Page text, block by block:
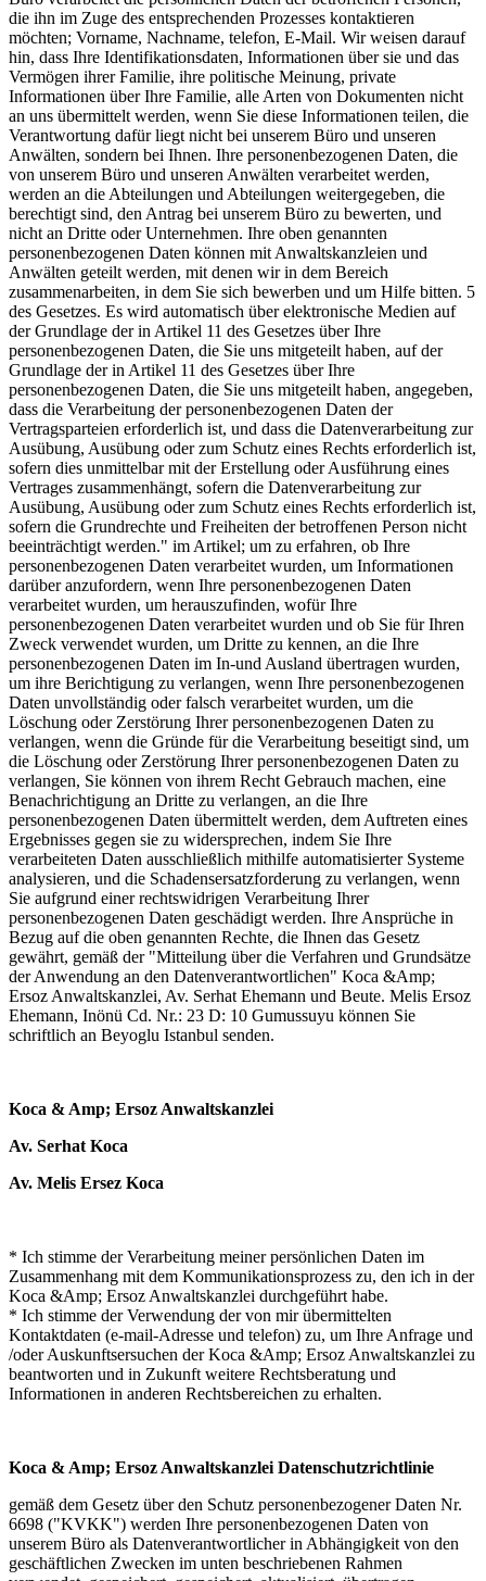
die ihn im Zuge des entsprechenden Prozesses kontaktieren
möchten; Vorname, Nachname, telefon, E-Mail. Wir weisen darauf
hin, dass Ihre Identifikationsdaten, Informationen über sie und das
Vermögen ihrer Familie, ihre politische Meinung, private
Informationen über Ihre Familie, alle Arten von Dokumenten nicht
an uns übermittelt werden, wenn Sie diese Informationen teilen, die
Verantwortung dafür liegt nicht bei unserem Büro und unseren
Anwälten, sondern bei Ihnen. Ihre personenbezogenen Daten, die
von unserem Büro und unseren Anwälten verarbeitet werden,
werden an die Abteilungen und Abteilungen weitergegeben, die
berechtigt sind, den Antrag bei unserem Büro zu bewerten, und
nicht an Dritte oder Unternehmen. Ihre oben genannten
personenbezogenen Daten können mit Anwaltskanzleien und
Anwälten geteilt werden, mit denen wir in dem Bereich
zusammenarbeiten, in dem Sie sich bewerben und um Hilfe bitten. 5
des Gesetzes. Es wird automatisch über elektronische Medien auf
der Grundlage der in Artikel 11 des Gesetzes über Ihre
personenbezogenen Daten, die Sie uns mitgeteilt haben, auf der
Grundlage der in Artikel 11 des Gesetzes über Ihre
personenbezogenen Daten, die Sie uns mitgeteilt haben, angegeben,
dass die Verarbeitung der personenbezogenen Daten der
Vertragsparteien erforderlich ist, und dass die Datenverarbeitung zur
Ausübung, Ausübung oder zum Schutz eines Rechts erforderlich ist,
sofern dies unmittelbar mit der Erstellung oder Ausführung eines
Vertrages zusammenhängt, sofern die Datenverarbeitung zur
Ausübung, Ausübung oder zum Schutz eines Rechts erforderlich ist,
sofern die Grundrechte und Freiheiten der betroffenen Person nicht
beeinträchtigt werden." im Artikel; um zu erfahren, ob Ihre
personenbezogenen Daten verarbeitet wurden, um Informationen
darüber anzufordern, wenn Ihre personenbezogenen Daten
verarbeitet wurden, um herauszufinden, wofür Ihre
personenbezogenen Daten verarbeitet wurden und ob Sie für Ihren
Zweck verwendet wurden, um Dritte zu kennen, an die Ihre
personenbezogenen Daten im In-und Ausland übertragen wurden,
um ihre Berichtigung zu verlangen, wenn Ihre personenbezogenen
Daten unvollständig oder falsch verarbeitet wurden, um die
Löschung oder Zerstörung Ihrer personenbezogenen Daten zu
verlangen, wenn die Gründe für die Verarbeitung beseitigt sind, um
die Löschung oder Zerstörung Ihrer personenbezogenen Daten zu
verlangen, Sie können von ihrem Recht Gebrauch machen, eine
Benachrichtigung an Dritte zu verlangen, an die Ihre
personenbezogenen Daten übermittelt werden, dem Auftreten eines
Ergebnisses gegen sie zu widersprechen, indem Sie Ihre
verarbeiteten Daten ausschließlich mithilfe automatisierter Systeme
analysieren, und die Schadensersatzforderung zu verlangen, wenn
Sie aufgrund einer rechtswidrigen Verarbeitung Ihrer
personenbezogenen Daten geschädigt werden. Ihre Ansprüche in
Bezug auf die oben genannten Rechte, die Ihnen das Gesetz
gewährt, gemäß der "Mitteilung über die Verfahren und Grundsätze
der Anwendung an den Datenverantwortlichen" Koca &Amp;
Ersoz Anwaltskanzlei, Av. Serhat Ehemann und Beute. Melis Ersoz
Ehemann, Inönü Cd. Nr.: 23 D: 10 Gumussuyu können Sie
schriftlich an Beyoglu Istanbul senden.
Koca & Amp; Ersoz Anwaltskanzlei
Av. Serhat Koca
Av. Melis Ersez Koca
* Ich stimme der Verarbeitung meiner persönlichen Daten im
Zusammenhang mit dem Kommunikationsprozess zu, den ich in der
Koca &Amp; Ersoz Anwaltskanzlei durchgeführt habe.
* Ich stimme der Verwendung der von mir übermittelten
Kontaktdaten (e-mail-Adresse und telefon) zu, um Ihre Anfrage und
/oder Auskunftsersuchen der Koca &Amp; Ersoz Anwaltskanzlei zu
beantworten und in Zukunft weitere Rechtsberatung und
Informationen in anderen Rechtsbereichen zu erhalten.
Koca & Amp; Ersoz Anwaltskanzlei Datenschutzrichtlinie
gemäß dem Gesetz über den Schutz personenbezogener Daten Nr.
6698 ("KVKK") werden Ihre personenbezogenen Daten von
unserem Büro als Datenverantwortlicher in Abhängigkeit von den
geschäftlichen Zwecken im unten beschriebenen Rahmen